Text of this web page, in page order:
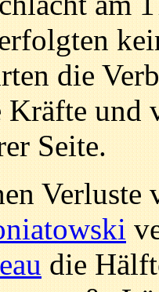
die
Kräfte
Seite.
Verluste
die